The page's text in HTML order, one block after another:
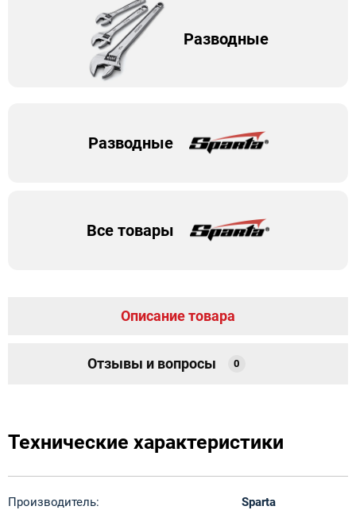
Разводные
Разводные
Все товары
Описание товара
Отзывы и вопросы 0
Технические характеристики
Производитель:
Sparta